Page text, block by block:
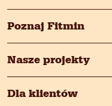
Poznaj Fitmin
Nasze projekty
Dla klientów